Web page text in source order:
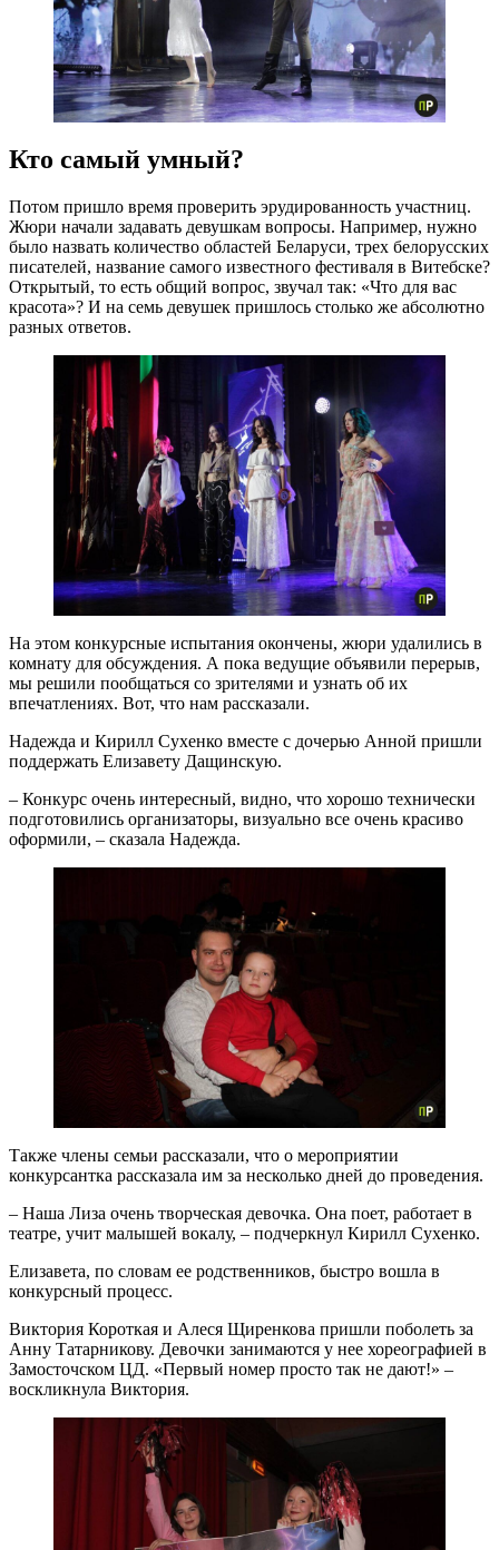
Кто самый умный?
Потом пришло время проверить эрудированность участниц.
Жюри начали задавать девушкам вопросы. Например, нужно
было назвать количество областей Беларуси, трех белорусских
писателей, название самого известного фестиваля в Витебске?
Открытый, то есть общий вопрос, звучал так: «Что для вас
красота»? И на семь девушек пришлось столько же абсолютно
разных ответов.
На этом конкурсные испытания окончены, жюри удалились в
комнату для обсуждения. А пока ведущие объявили перерыв,
мы решили пообщаться со зрителями и узнать об их
впечатлениях. Вот, что нам рассказали.
Надежда и Кирилл Сухенко вместе с дочерью Анной пришли
поддержать Елизавету Дащинскую.
– Конкурс очень интересный, видно, что хорошо технически
подготовились организаторы, визуально все очень красиво
оформили, – сказала Надежда.
Также члены семьи рассказали, что о мероприятии
конкурсантка рассказала им за несколько дней до проведения.
– Наша Лиза очень творческая девочка. Она поет, работает в
театре, учит малышей вокалу, – подчеркнул Кирилл Сухенко.
Елизавета, по словам ее родственников, быстро вошла в
конкурсный процесс.
Виктория Короткая и Алеся Щиренкова пришли поболеть за
Анну Татарникову. Девочки занимаются у нее хореографией в
Замосточском ЦД. «Первый номер просто так не дают!» –
воскликнула Виктория.